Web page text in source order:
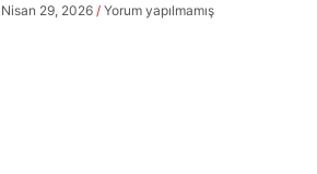
Nisan 29, 2026 Yorum yapılmamış